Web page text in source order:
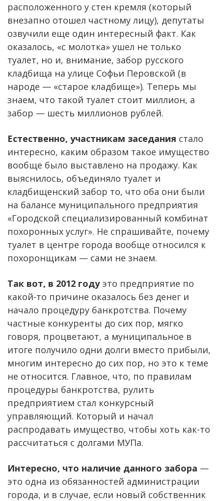
расположенного у стен кремля (который
внезапно отошел частному лицу), депутаты
озвучили еще один интересный факт. Как
оказалось, «с молотка» ушел не только
туалет, но и, внимание, забор русского
кладбища на улице Софьи Перовской (в
народе — «старое кладбище»). Теперь мы
знаем, что такой туалет стоит миллион, а
забор — шесть миллионов рублей.
Естественно, участникам заседания стало
интересно, каким образом такое имущество
вообще было выставлено на продажу. Как
выяснилось, объединяло туалет и
кладбищенский забор то, что оба они были
на балансе муниципального предприятия
«Городской специализированный комбинат
похоронных услуг». Не спрашивайте, почему
туалет в центре города вообще относился к
похоронщикам — сами не знаем.
Так вот, в 2012 годуэто предприятие по
какой-то причине оказалось без денег и
начало процедуру банкротства. Почему
частные конкуренты до сих пор, мягко
говоря, процветают, а муниципальное в
итоге получило одни долги вместо прибыли,
многим интересно до сих пор, но это к теме
не относится. Главное, что, по правилам
процедуры банкротства, рулить
предприятием стал конкурсный
управляющий. Который и начал
распродавать имущество, чтобы хоть как-то
рассчитаться с долгами МУПа.
Интересно, что наличие данного забора —
это одна из обязанностей администрации
города, и в случае, если новый собственник